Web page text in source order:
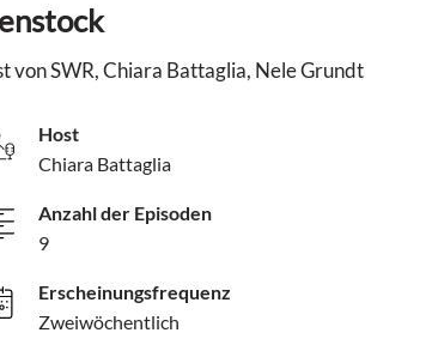
von SWR, Chiara Battaglia, Nele Grundt
Host
Chiara Battaglia
Anzahl der Episoden
9
Erscheinungsfrequenz
Zweiwöchentlich